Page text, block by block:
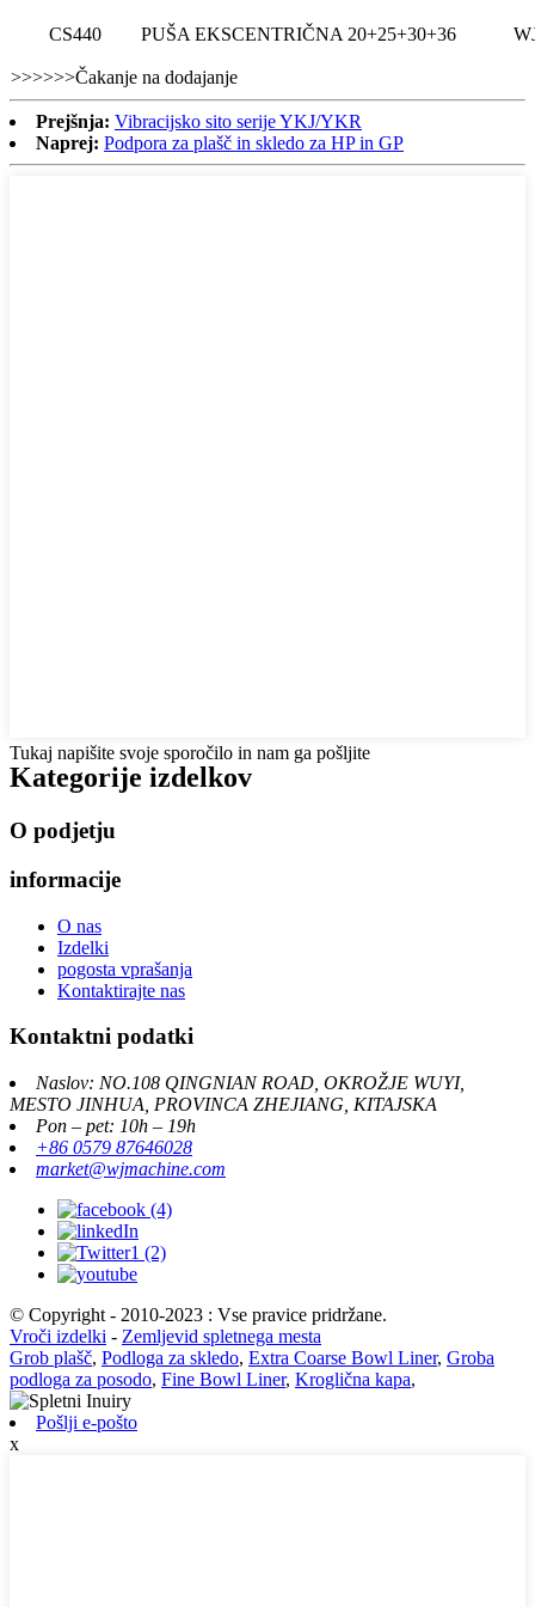
CS440 PUŠA EKSCENTRIČNA 20+25+30+36
>>>>>>Čakanje na dodajanje
Prejšnja: Vibracijsko sito serije YKJ/YKR
Naprej: Podpora za plašč in skledo za HP in GP
Tukaj napišite svoje sporočilo in nam ga pošljite
Kategorije izdelkov
O podjetju
informacije
O nas
Izdelki
pogosta vprašanja
Kontaktirajte nas
Kontaktni podatki
Naslov: NO.108 QINGNIAN ROAD, OKROŽJE WUYI,
MESTO JINHUA, PROVINCA ZHEJIANG, KITAJSKA
Pon – pet: 10h – 19h
+86 0579 87646028
market@wjmachine.com
© Copyright - 2010-2023 : Vse pravice pridržane.
Vroči izdelki - Zemljevid spletnega mesta
Grob plašč, Podloga za skledo, Extra Coarse Bowl Liner, Groba
podloga za posodo, Fine Bowl Liner, Kroglična kapa,
Pošlji e-pošto
x